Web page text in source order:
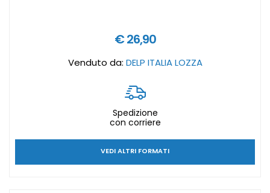
€ 26,90
Venduto da: DELP ITALIA LOZZA
Spedizione
con corriere
VEDI ALTRI FORMATI